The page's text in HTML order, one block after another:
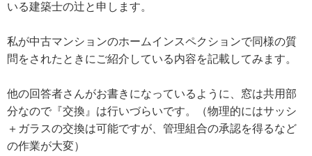
いる建築士の辻と申します。
私が中古マンションのホームインスペクションで同様の質
問をされたときにご紹介している内容を記載してみます。
他の回答者さんがお書きになっているように、窓は共用部
分なので『交換』は行いづらいです。（物理的にはサッシ
＋ガラスの交換は可能ですが、管理組合の承認を得るなど
の作業が大変）